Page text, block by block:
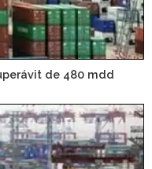
de 480 mdd